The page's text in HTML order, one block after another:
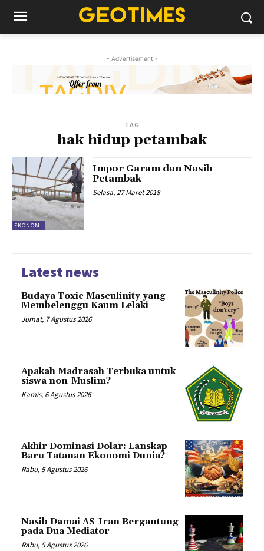
- Advertisement -
TAG
hak hidup petambak
EKONOMI
Impor Garam dan Nasib
Petambak
Selasa, 27 Maret 2018
Latest news
Budaya Toxic Masculinity yang
Membelenggu Kaum Lelaki
Jumat, 7 Agustus 2026
Apakah Madrasah Terbuka untuk
siswa non-Muslim?
Kamis, 6 Agustus 2026
Akhir Dominasi Dolar: Lanskap
Baru Tatanan Ekonomi Dunia?
Rabu, 5 Agustus 2026
Nasib Damai AS-Iran Bergantung
pada Dua Mediator
Rabu, 5 Agustus 2026